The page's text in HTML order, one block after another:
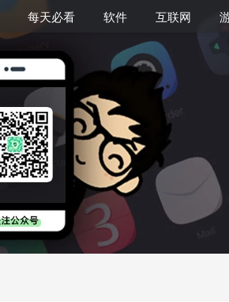
每天必看 软件 互联网